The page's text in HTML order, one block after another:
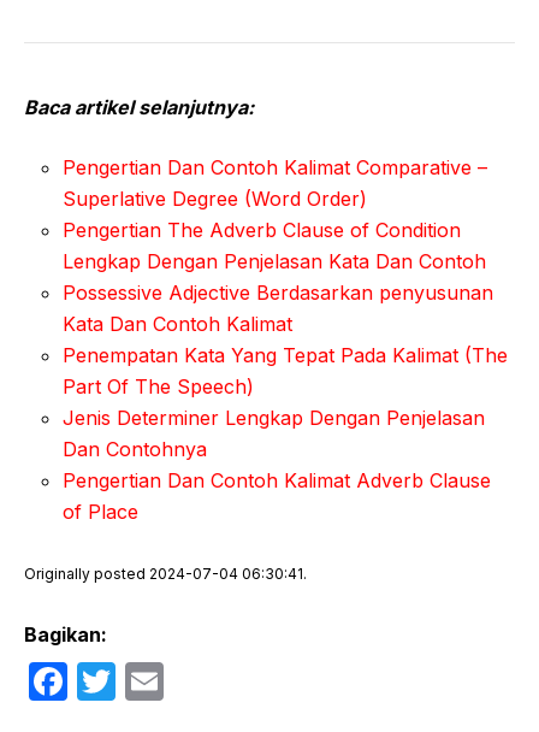
Baca artikel selanjutnya:
Pengertian Dan Contoh Kalimat Comparative –
Superlative Degree (Word Order)
Pengertian The Adverb Clause of Condition
Lengkap Dengan Penjelasan Kata Dan Contoh
Possessive Adjective Berdasarkan penyusunan
Kata Dan Contoh Kalimat
Penempatan Kata Yang Tepat Pada Kalimat (The
Part Of The Speech)
Jenis Determiner Lengkap Dengan Penjelasan
Dan Contohnya
Pengertian Dan Contoh Kalimat Adverb Clause
of Place
Originally posted 2024-07-04 06:30:41.
Bagikan:
F
T